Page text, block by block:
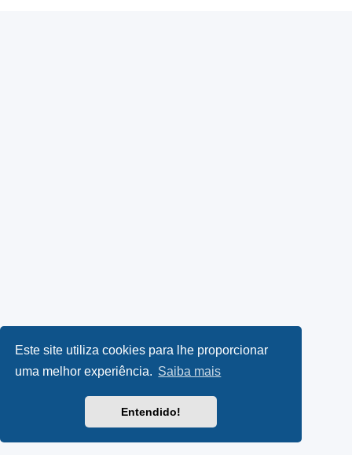
Este site utiliza cookies para lhe proporcionar
uma melhor experiência. Saiba mais
Entendido!